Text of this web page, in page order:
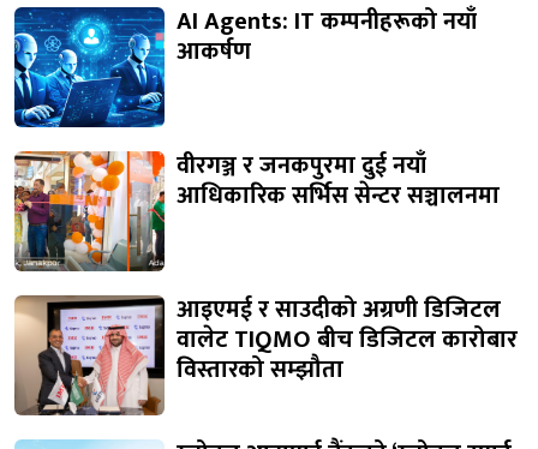
AI Agents: IT कम्पनीहरूको नयाँ
आकर्षण
वीरगञ्ज र जनकपुरमा दुई नयाँ
आधिकारिक सर्भिस सेन्टर सञ्चालनमा
आइएमई र साउदीको अग्रणी डिजिटल
वालेट TIQMO बीच डिजिटल कारोबार
विस्तारको सम्झौता